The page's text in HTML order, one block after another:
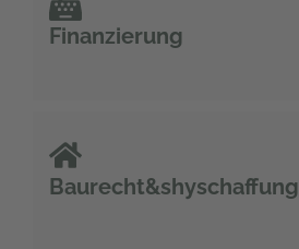
Finanzierung
Baurecht&shyschaffung